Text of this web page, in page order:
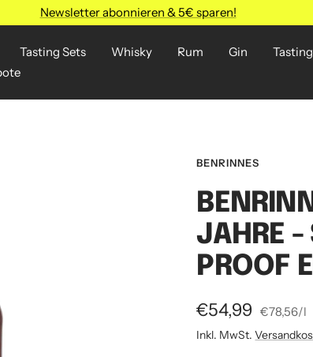
Newsletter abonnieren & 5€ sparen!
Tasting Sets Whisky Rum Gin
BENRINNES
JAHRE -
PROOF
Angebotspreis
€54,99 €78,56/l
Inkl. MwSt.